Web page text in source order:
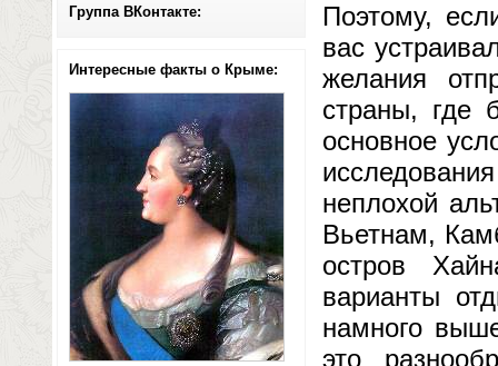
Группа ВКонтакте:
Интересные факты о Крыме:
Поэтому,
вас
желания
страны, где
основное
неплохой
Вьетнам,
остров
варианты
намного
это